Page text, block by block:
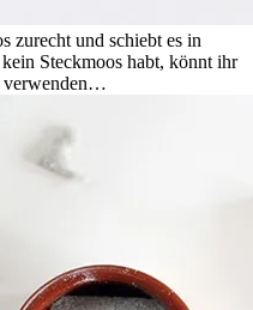
zurecht und schiebt es in
Steckmoos habt, könnt ihr
verwenden…